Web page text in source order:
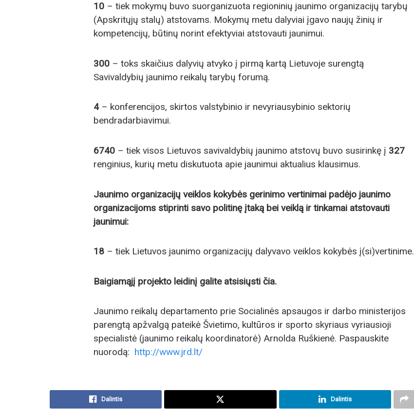
10 – tiek mokymų buvo suorganizuota regioninių jaunimo organizacijų tarybų
(Apskritųjų stalų) atstovams. Mokymų metu dalyviai įgavo naujų žinių ir
kompetencijų, būtinų norint efektyviai atstovauti jaunimui.
300 – toks skaičius dalyvių atvyko į pirmą kartą Lietuvoje surengtą
Savivaldybių jaunimo reikalų tarybų forumą.
4– konferencijos, skirtos valstybinio ir nevyriausybinio sektorių
bendradarbiavimui.
6740 – tiek visos Lietuvos savivaldybių jaunimo atstovų buvo susirinkę į 327
renginius, kurių metu diskutuota apie jaunimui aktualius klausimus.
Jaunimo organizacijų veiklos kokybės gerinimo vertinimai padėjo jaunimo
organizacijoms stiprinti savo politinę įtaką bei veiklą ir tinkamai atstovauti
jaunimui:
18 – tiek Lietuvos jaunimo organizacijų dalyvavo veiklos kokybės į(si)vertinime.
Baigiamąjį projekto leidinį galite atsisiųsti čia.
Jaunimo reikalų departamento prie Socialinės apsaugos ir darbo ministerijos
parengtą apžvalgą pateikė Švietimo, kultūros ir sporto skyriaus vyriausioji
specialistė (jaunimo reikalų koordinatorė) Arnolda Ruškienė. Paspauskite
nuorodą: http://www.jrd.lt/
Dalintis Dalintis